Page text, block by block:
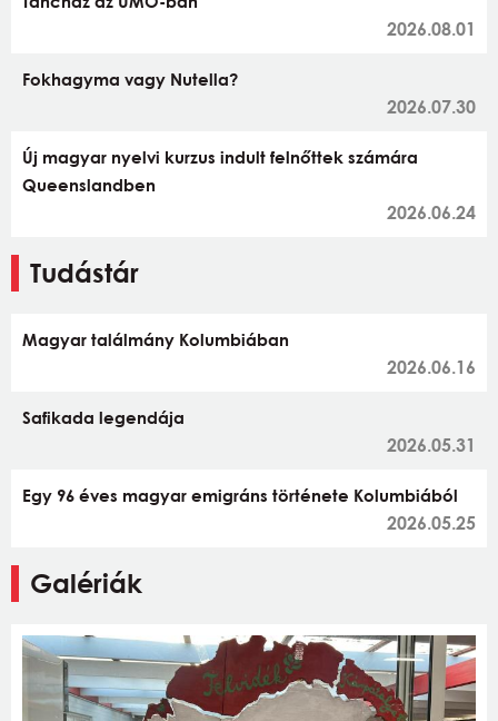
2026.08.01
Fokhagyma vagy Nutella?
2026.07.30
Új magyar nyelvi kurzus indult felnőttek számára
Queenslandben
2026.06.24
Tudástár
Magyar találmány Kolumbiában
2026.06.16
Safikada legendája
2026.05.31
Egy 96 éves magyar emigráns története Kolumbiából
2026.05.25
Galériák